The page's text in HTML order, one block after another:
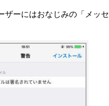
ーにはおなじみの「メッセ